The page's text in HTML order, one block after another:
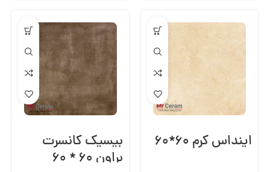
اینداس کرم ۶۰*۶۰
بیسیک کانسرت
براون ۶۰ * ۶۰